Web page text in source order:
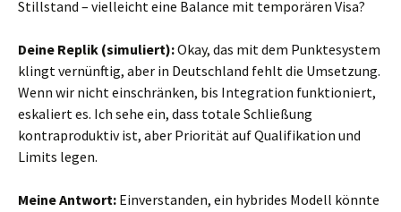
Stillstand – vielleicht eine Balance mit temporären Visa?
Deine Replik (simuliert):Okay, das mit dem Punktesystem
klingt vernünftig, aber in Deutschland fehlt die Umsetzung.
Wenn wir nicht einschränken, bis Integration funktioniert,
eskaliert es. Ich sehe ein, dass totale Schließung
kontraproduktiv ist, aber Priorität auf Qualifikation und
Limits legen.
Meine Antwort: Einverstanden, ein hybrides Modell könnte